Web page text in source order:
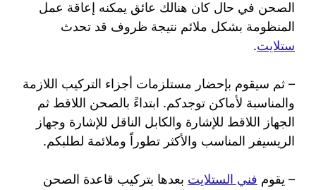
الصحن في حال كان هنالك عائق يمكنه إعاقة عمل
المنظومة بشكل ملائم نتيجة ظروف قد تحدث
ستلايت.
– ثم سيقوم بإحضار مستلزمات أجزاء التركيب اللازمة
والمناسبة لأماكن توجدكم. ابتداءً بالصحن اللاقط ثم
الجهاز اللاقط للإشارة والكابل الناقل للإشارة وجهاز
الريسيفر المناسب والأكثر تطوراً وملائمة لطلبكم.
– يقوم فني الستلايت بعدها بتركيب قاعدة الصحن